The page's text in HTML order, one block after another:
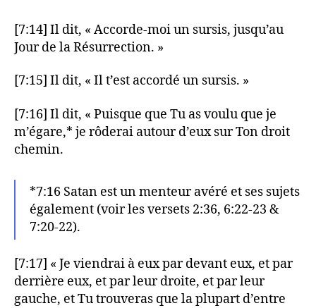
[7:14] Il dit, « Accorde-moi un sursis, jusqu’au
Jour de la Résurrection. »
[7:15] Il dit, « Il t’est accordé un sursis. »
[7:16] Il dit, « Puisque que Tu as voulu que je
m’égare,* je rôderai autour d’eux sur Ton droit
chemin.
*7:16 Satan est un menteur avéré et ses sujets
également (voir les versets 2:36, 6:22-23 &
7:20-22).
[7:17] « Je viendrai à eux par devant eux, et par
derrière eux, et par leur droite, et par leur
gauche, et Tu trouveras que la plupart d’entre